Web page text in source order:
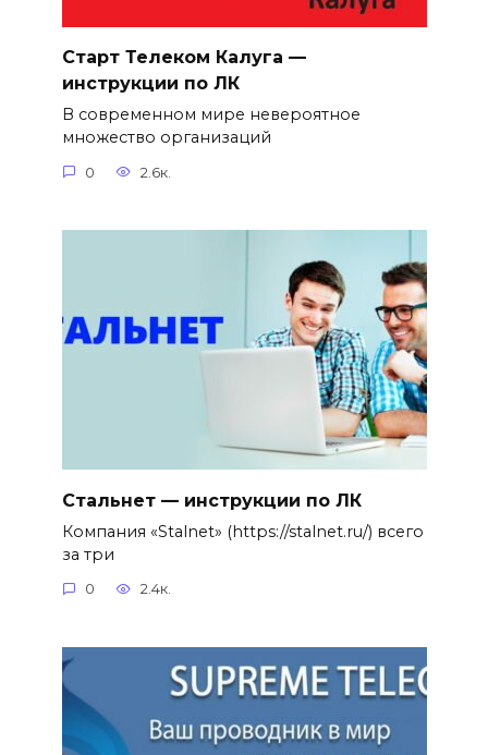
Старт Телеком Калуга —
инструкции по ЛК
В современном мире невероятное
множество организаций
0 2.6к.
Стальнет — инструкции по ЛК
Компания «Stalnet» (https://stalnet.ru/) всего
за три
0 2.4к.